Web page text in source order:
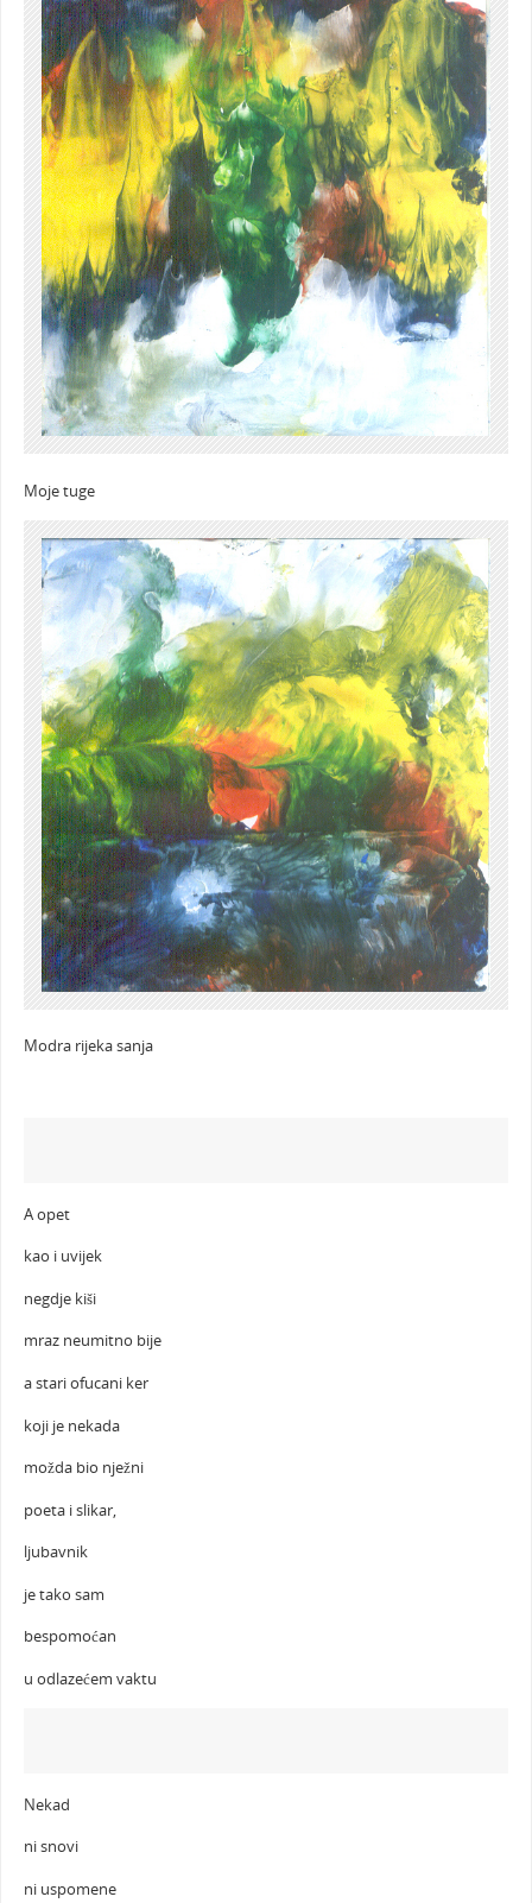
Moje tuge
Modra rijeka sanja
A opet
kao i uvijek
negdje kiši
mraz neumitno bije
a stari ofucani ker
koji je nekada
možda bio nježni
poeta i slikar,
ljubavnik
je tako sam
bespomoćan
u odlazećem vaktu
Nekad
ni snovi
ni uspomene